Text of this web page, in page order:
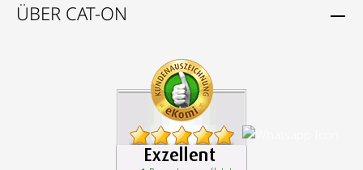
ÜBER CAT-ON